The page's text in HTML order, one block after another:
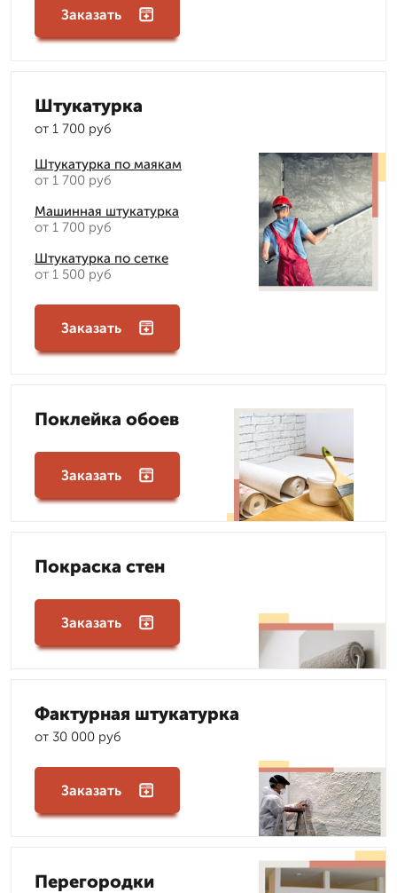
Заказать
Штукатурка
от 1 700 руб
Штукатурка по маякам
от 1 700 руб
Машинная штукатурка
от 1 700 руб
Штукатурка по сетке
от 1 500 руб
Заказать
Поклейка обоев
Заказать
Покраска стен
Заказать
Фактурная штукатурка
от 30 000 руб
Заказать
Перегородки